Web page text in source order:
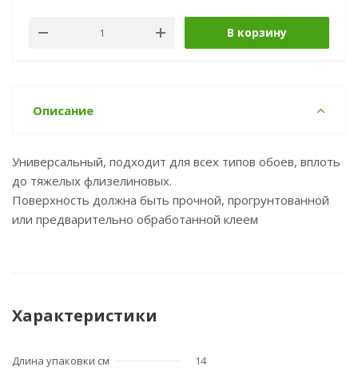
В корзину
Описание
Универсальный, подходит для всех типов обоев, вплоть
до тяжелых флизелиновых.
Поверхность должна быть прочной, прогрунтованной
или предварительно обработанной клеем
Характеристики
Длина упаковки см
14